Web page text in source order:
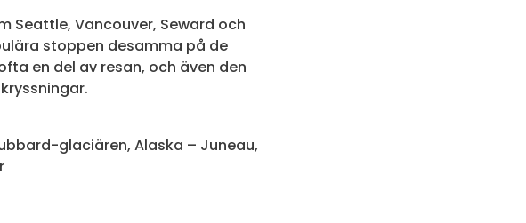
Seattle, Vancouver, Seward och
stoppen desamma på de
en del av resan, och även den
glaciären, Alaska – Juneau,